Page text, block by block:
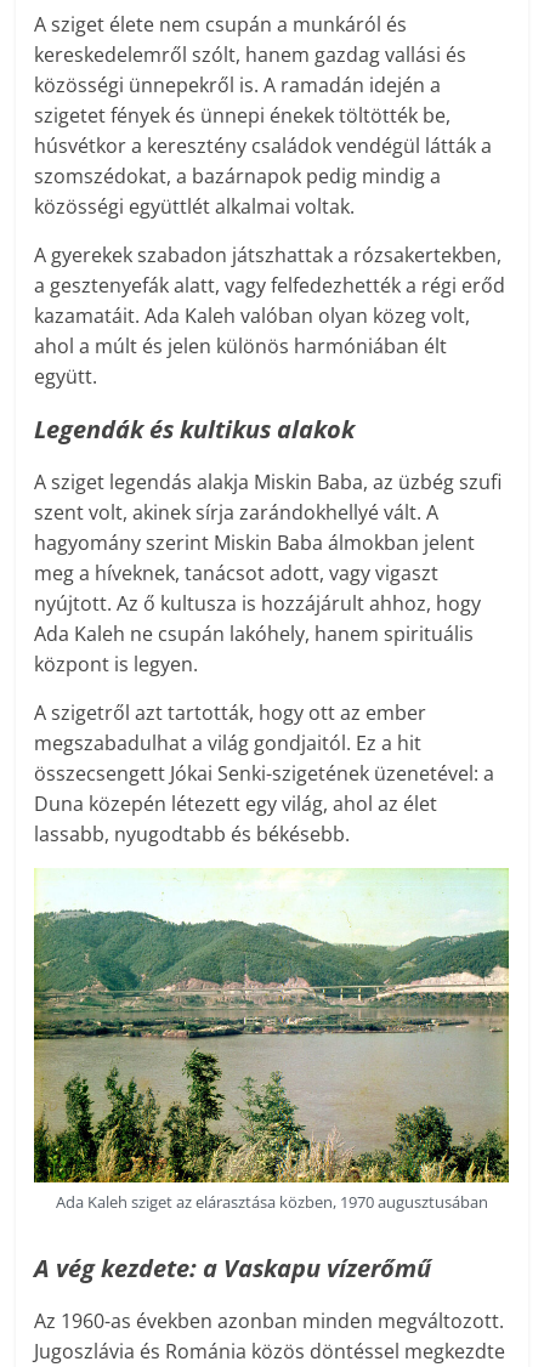
A sziget élete nem csupán a munkáról és
kereskedelemről szólt, hanem gazdag vallási és
közösségi ünnepekről is. A ramadán idején a
szigetet fények és ünnepi énekek töltötték be,
húsvétkor a keresztény családok vendégül látták a
szomszédokat, a bazárnapok pedig mindig a
közösségi együttlét alkalmai voltak.
A gyerekek szabadon játszhattak a rózsakertekben,
a gesztenyefák alatt, vagy felfedezhették a régi erőd
kazamatáit. Ada Kaleh valóban olyan közeg volt,
ahol a múlt és jelen különös harmóniában élt
együtt.
Legendák és kultikus alakok
A sziget legendás alakja Miskin Baba, az üzbég szufi
szent volt, akinek sírja zarándokhellyé vált. A
hagyomány szerint Miskin Baba álmokban jelent
meg a híveknek, tanácsot adott, vagy vigaszt
nyújtott. Az ő kultusza is hozzájárult ahhoz, hogy
Ada Kaleh ne csupán lakóhely, hanem spirituális
központ is legyen.
A szigetről azt tartották, hogy ott az ember
megszabadulhat a világ gondjaitól. Ez a hit
összecsengett Jókai Senki-szigetének üzenetével: a
Duna közepén létezett egy világ, ahol az élet
lassabb, nyugodtabb és békésebb.
Ada Kaleh sziget az elárasztása közben, 1970 augusztusában
A vég kezdete: a Vaskapu vízerőmű
Az 1960-as években azonban minden megváltozott.
Jugoszlávia és Románia közös döntéssel megkezdte